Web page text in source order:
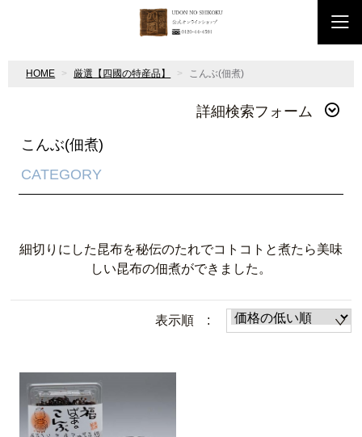
HOME 厳選【四國の特産品】 こんぶ(佃煮)
詳細検索フォーム
CATEGORY
こんぶ(佃煮)
細切りにした昆布を秘伝のたれでコトコトと煮たら美味
しい昆布の佃煮ができました。
表示順 :